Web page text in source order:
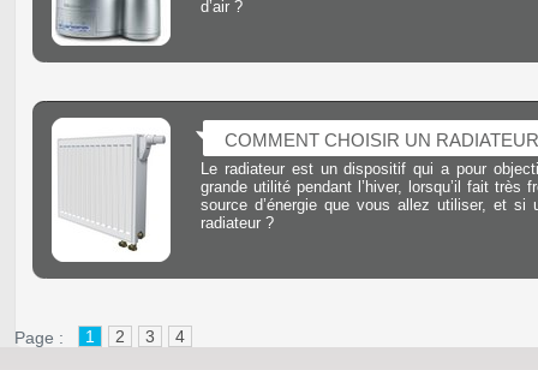
d’air ?
COMMENT CHOISIR UN
Le radiateur est un dispositif qui a pour
grande utilité pendant l’hiver, lorsqu’il fait
source d’énergie que vous allez utiliser, et
radiateur ?
Page : 1 2 3 4